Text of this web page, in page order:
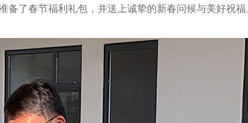
了春节福利礼包，并送上诚挚的新春问候与美好祝